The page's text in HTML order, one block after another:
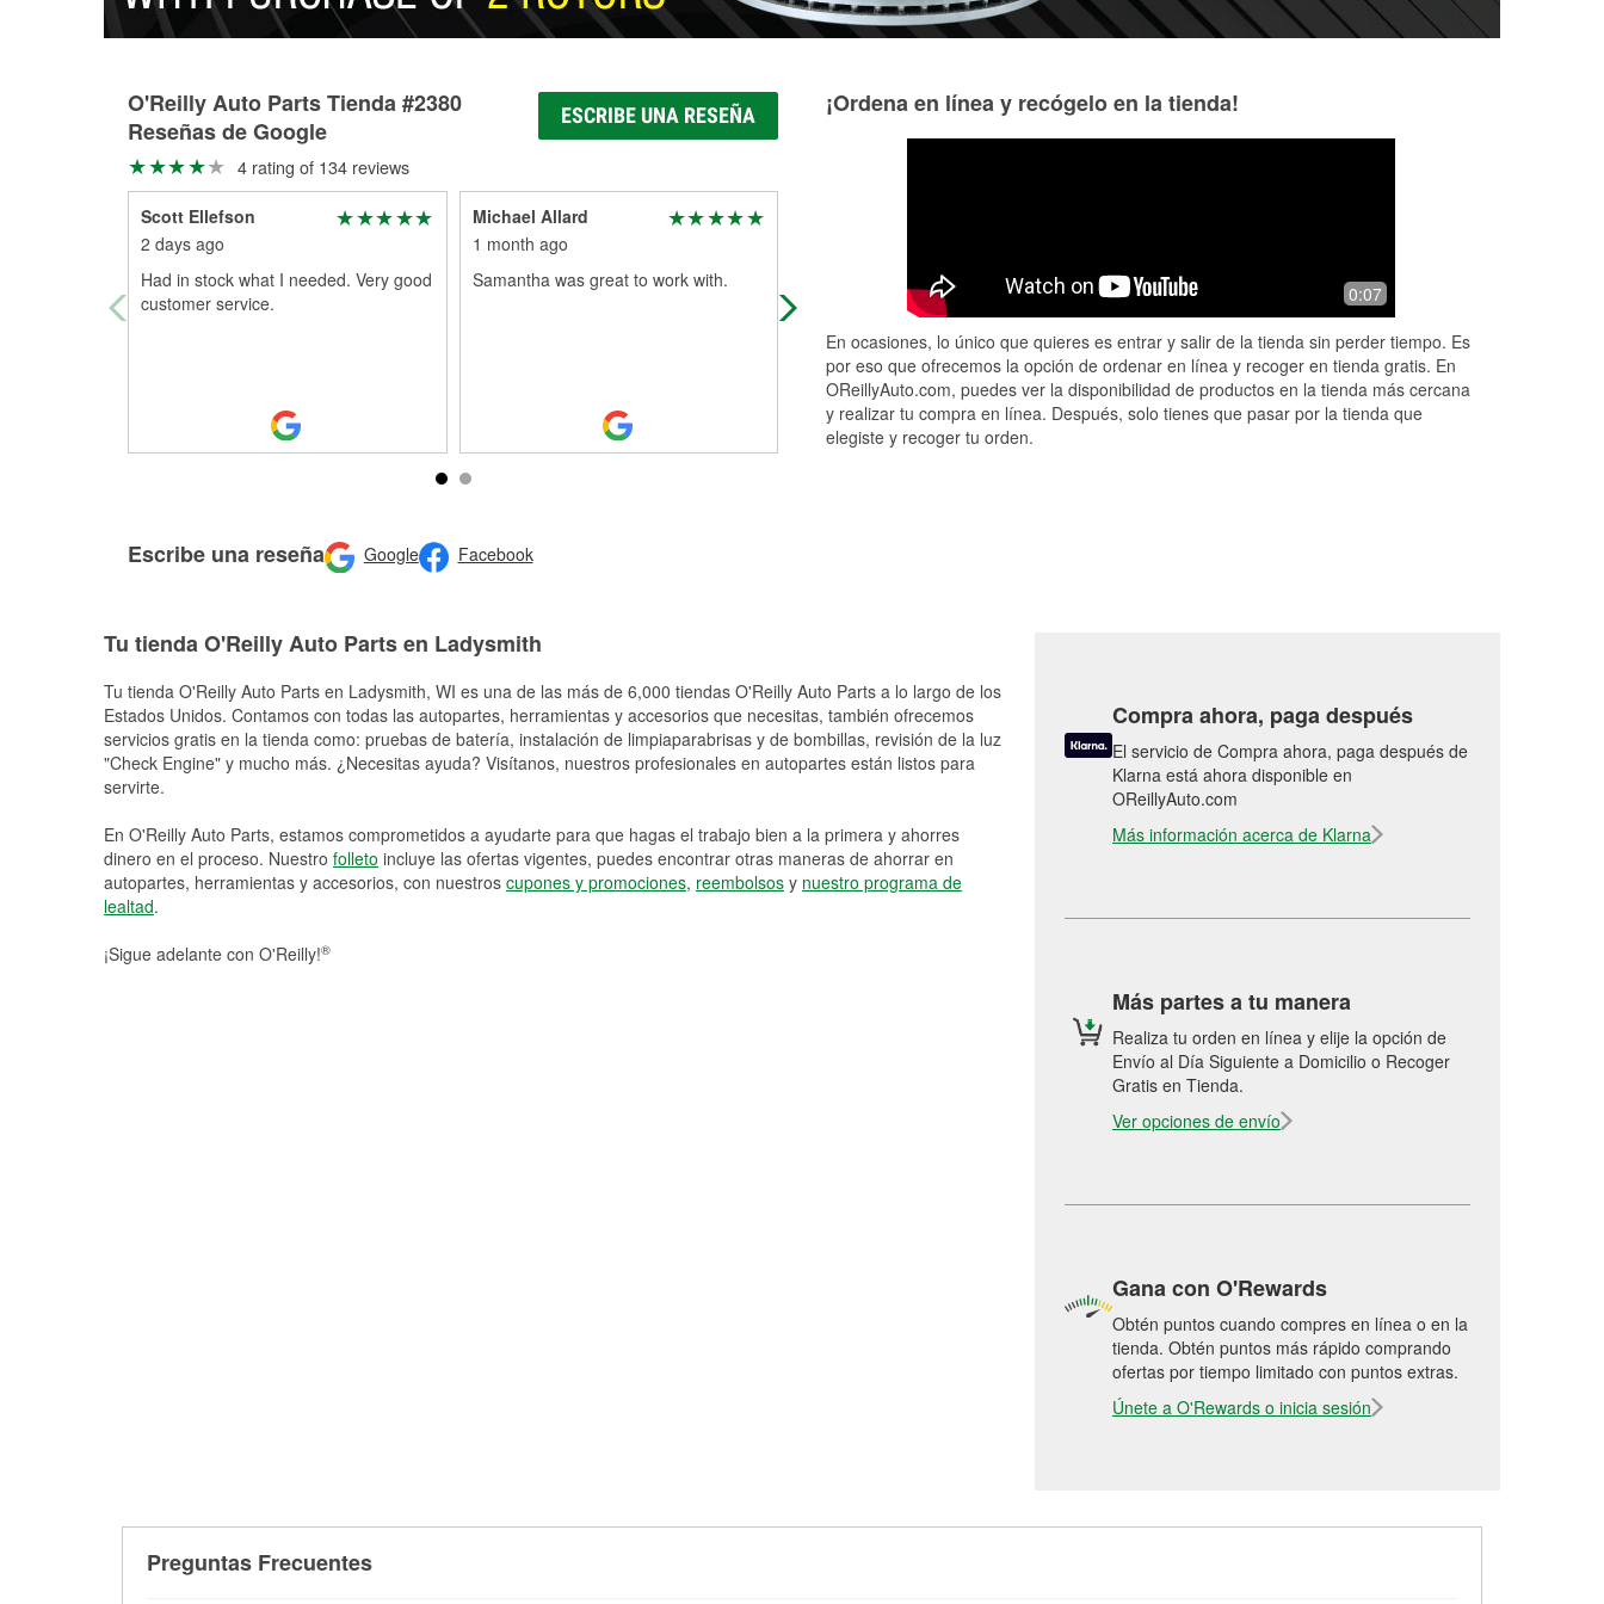
O'Reilly Auto Parts Tienda #2380
Reseñas de Google
ESCRIBE UNA RESEÑA
4 rating of 134 reviews
Scott Ellefson
2 days ago
Had in stock what I needed. Very good
customer service.
Michael Allard
1 month ago
Samantha was great to work with.
I went there for a few parts and they
had them in stock
Escribe una reseña Google Facebook
¡Ordena en línea y recógelo en la tienda!
0:07
En ocasiones, lo único que quieres es entrar y salir de la tienda sin perder tiempo. Es
por eso que ofrecemos la opción de ordenar en línea y recoger en tienda gratis. En
OReillyAuto.com, puedes ver la disponibilidad de productos en la tienda más cercana
y realizar tu compra en línea. Después, solo tienes que pasar por la tienda que
elegiste y recoger tu orden.
Tu tienda O'Reilly Auto Parts en Ladysmith
Tu tienda O'Reilly Auto Parts en Ladysmith, WI es una de las más de 6,000 tiendas O'Reilly Auto Parts a lo largo de los
Estados Unidos. Contamos con todas las autopartes, herramientas y accesorios que necesitas, también ofrecemos
servicios gratis en la tienda como: pruebas de batería, instalación de limpiaparabrisas y de bombillas, revisión de la luz
"Check Engine" y mucho más. ¿Necesitas ayuda? Visítanos, nuestros profesionales en autopartes están listos para
servirte.
En O'Reilly Auto Parts, estamos comprometidos a ayudarte para que hagas el trabajo bien a la primera y ahorres
dinero en el proceso. Nuestro folleto incluye las ofertas vigentes, puedes encontrar otras maneras de ahorrar en
autopartes, herramientas y accesorios, con nuestros cupones y promociones, reembolsos y nuestro programa de
lealtad.
¡Sigue adelante con O'Reilly!®
Compra ahora, paga después
El servicio de Compra ahora, paga después de
Klarna está ahora disponible en
OReillyAuto.com
Más información acerca de Klarna
Más partes a tu manera
Realiza tu orden en línea y elije la opción de
Envío al Día Siguiente a Domicilio o Recoger
Gratis en Tienda.
Ver opciones de envío
Gana con O'Rewards
Obtén puntos cuando compres en línea o en la
tienda. Obtén puntos más rápido comprando
ofertas por tiempo limitado con puntos extras.
Únete a O'Rewards o inicia sesión
Preguntas Frecuentes